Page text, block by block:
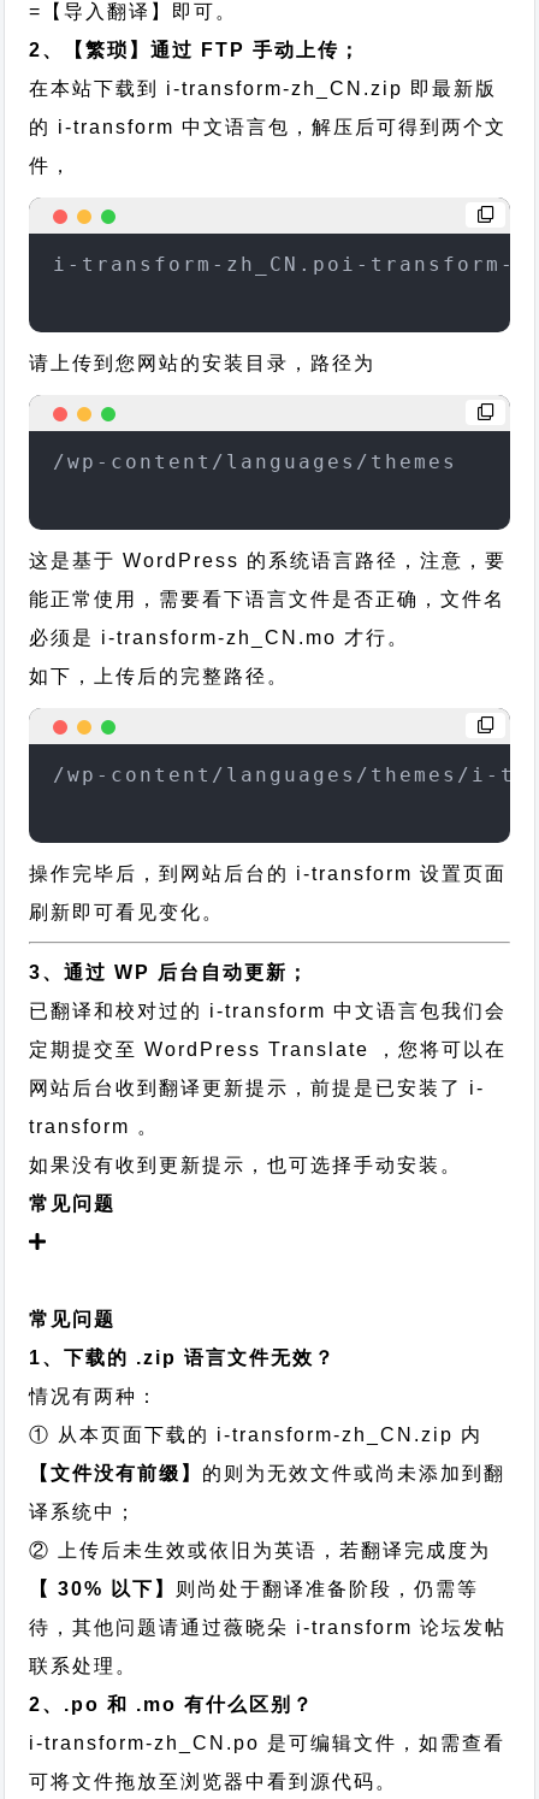
=【导入翻译】即可。
2、【繁琐】通过 FTP 手动上传；
在本站下载到 i-transform-zh_CN.zip 即最新版
的 i-transform 中文语言包，解压后可得到两个文
件，
i-transform-zh_CN.poi-transform-
请上传到您网站的安装目录，路径为
/wp-content/languages/themes
这是基于 WordPress 的系统语言路径，注意，要
能正常使用，需要看下语言文件是否正确，文件名
必须是 i-transform-zh_CN.mo 才行。
如下，上传后的完整路径。
/wp-content/languages/themes/i-
操作完毕后，到网站后台的 i-transform 设置页面
刷新即可看见变化。
3、通过 WP 后台自动更新；
已翻译和校对过的 i-transform 中文语言包我们会
定期提交至 WordPress Translate ，您将可以在
网站后台收到翻译更新提示，前提是已安装了 i-
transform 。
如果没有收到更新提示，也可选择手动安装。
常见问题
常见问题
1、下载的 .zip 语言文件无效？
情况有两种：
① 从本页面下载的 i-transform-zh_CN.zip 内
【文件没有前缀】 的则为无效文件或尚未添加到翻
译系统中；
② 上传后未生效或依旧为英语，若翻译完成度为
【 30% 以下】 则尚处于翻译准备阶段，仍需等
待，其他问题请通过薇晓朵 i-transform 论坛发帖
联系处理。
2、.po 和 .mo 有什么区别？
i-transform-zh_CN.po 是可编辑文件，如需查看
可将文件拖放至浏览器中看到源代码。